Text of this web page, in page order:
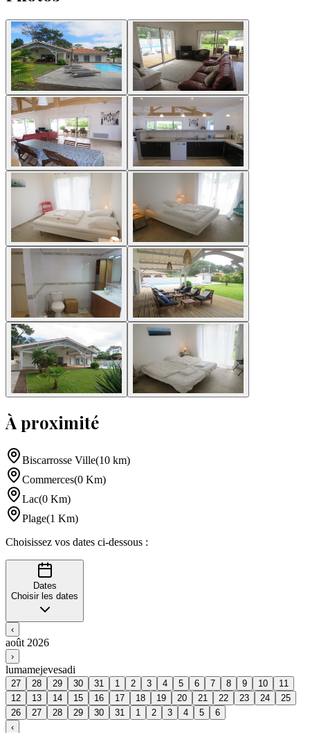
À proximité
Biscarrosse Ville(10 km)
Commerces(0 Km)
Lac(0 Km)
Plage(1 Km)
Choisissez vos dates ci-dessous :
Dates
Choisir les dates
‹
août 2026
›
lumamejevesadi
27 28 29 30 31 1 2 3 4 5 6 7 8 9 10
11
12
13 14 15 16 17 18 19 20 21 22 23 24
25
26
27 28 29 30 31 1 2 3 4 5
6
‹